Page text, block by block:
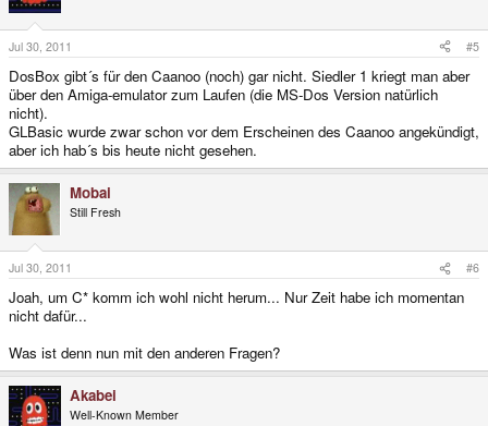
Jul 30, 2011 #5
DosBox gibt´s für den Caanoo (noch) gar nicht. Siedler 1 kriegt man aber
über den Amiga-emulator zum Laufen (die MS-Dos Version natürlich
nicht).
GLBasic wurde zwar schon vor dem Erscheinen des Caanoo angekündigt,
aber ich hab´s bis heute nicht gesehen.
Mobai
Still Fresh
Jul 30, 2011 #6
Joah, um C* komm ich wohl nicht herum... Nur Zeit habe ich momentan
nicht dafür...
Was ist denn nun mit den anderen Fragen?
Akabei
Well-Known Member